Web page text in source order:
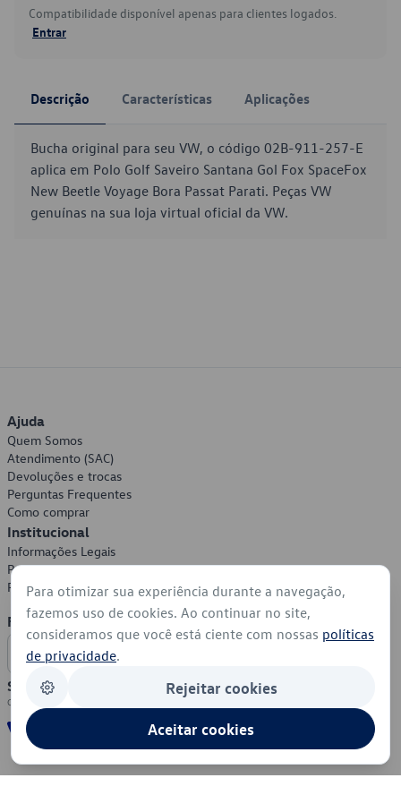
Compatibilidade disponível apenas para clientes logados.
Entrar
Descrição Características Aplicações
Bucha original para seu VW, o código 02B-911-257-E
aplica em Polo Golf Saveiro Santana Gol Fox SpaceFox
New Beetle Voyage Bora Passat Parati. Peças VW
genuínas na sua loja virtual oficial da VW.
Ajuda
Quem Somos
Atendimento (SAC)
Devoluções e trocas
Perguntas Frequentes
Como comprar
Institucional
Informações Legais
Política de Privacidade
Política de Cookies
Formas de Pagamento
Segurança
Para otimizar sua experiência durante a navegação,
fazemos uso de cookies. Ao continuar no site,
consideramos que você está ciente com nossas políticas
de privacidade.
Rejeitar cookies
Aceitar cookies